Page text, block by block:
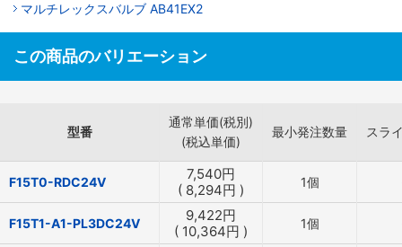
マルチレックスバルブ AB41EX2
この商品のバリエーション
型番
通常単価(税別)
(税込単価)
最小発注数量 スラ
F15T0-RDC24V 7,540円
( 8,294円 ) 1個
F15T1-A1-PL3DC24V 9,422円
( 10,364円 ) 1個